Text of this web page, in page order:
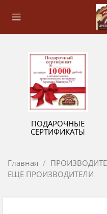
ПОДАРОЧНЫЕ
СЕРТИФИКАТЫ
Главная
ЕЩЕ ПРОИЗВОДИТЕЛИ